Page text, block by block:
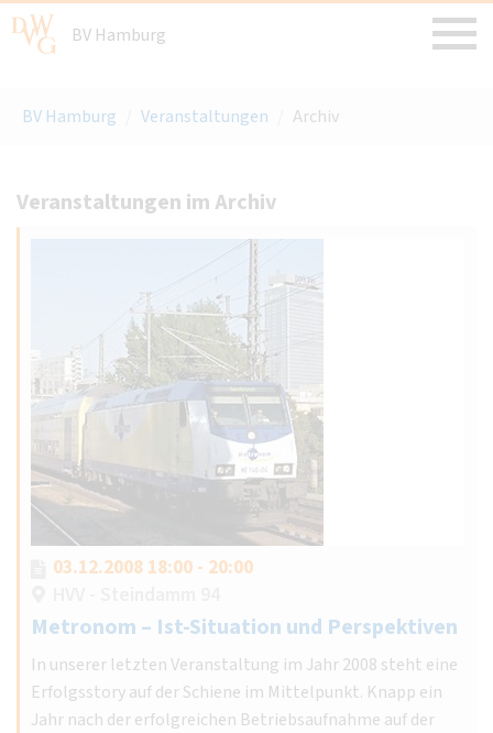
BV Hamburg
BV Hamburg Veranstaltungen Archiv
Veranstaltungen im Archiv
03.12.2008 18:00 - 20:00
Metronom – Ist-Situation und Perspektiven
In unserer letzten Veranstaltung im Jahr 2008 steht eine
Erfolgsstory auf der Schiene im Mittelpunkt. Knapp ein
Jahr nach der erfolgreichen Betriebsaufnahme auf der